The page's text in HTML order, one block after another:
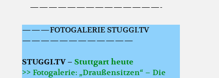
——————————————-
———FOTOGALERIE STUGGI.TV
————————————
STUGGI.TV – Stuttgart heute
>> Fotogalerie: „Draußensitzen“ – Die